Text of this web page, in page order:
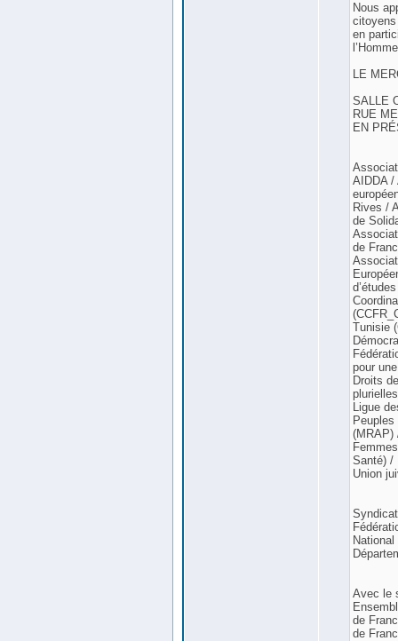
Nous
en
LE
SALLE
RUE
EN
AIDDA /
Rives /
de
de
Tunisie
pour
Droits
Ligue
(MRAP)
Santé) /
Union
Avec le
de
de